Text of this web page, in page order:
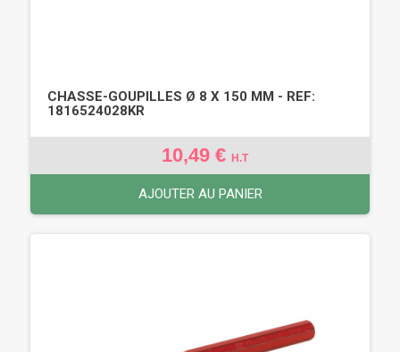
CHASSE-GOUPILLES Ø 8 X 150 MM - REF:
1816524028KR
10,49 € H.T
AJOUTER AU PANIER